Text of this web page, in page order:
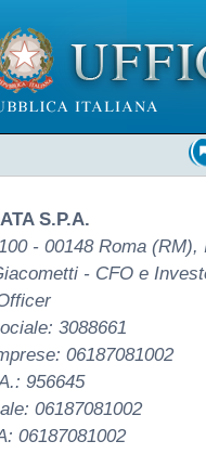
S.P.A.
- 00148 Roma (RM),
- CFO e
3088661
06187081002
956645
06187081002
06187081002